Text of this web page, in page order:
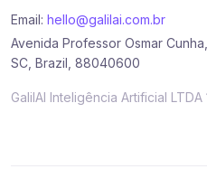
Email: hello@galilai.com.br
Avenida Professor Osmar
SC, Brazil, 88040600
GalilAI Inteligência Artificial